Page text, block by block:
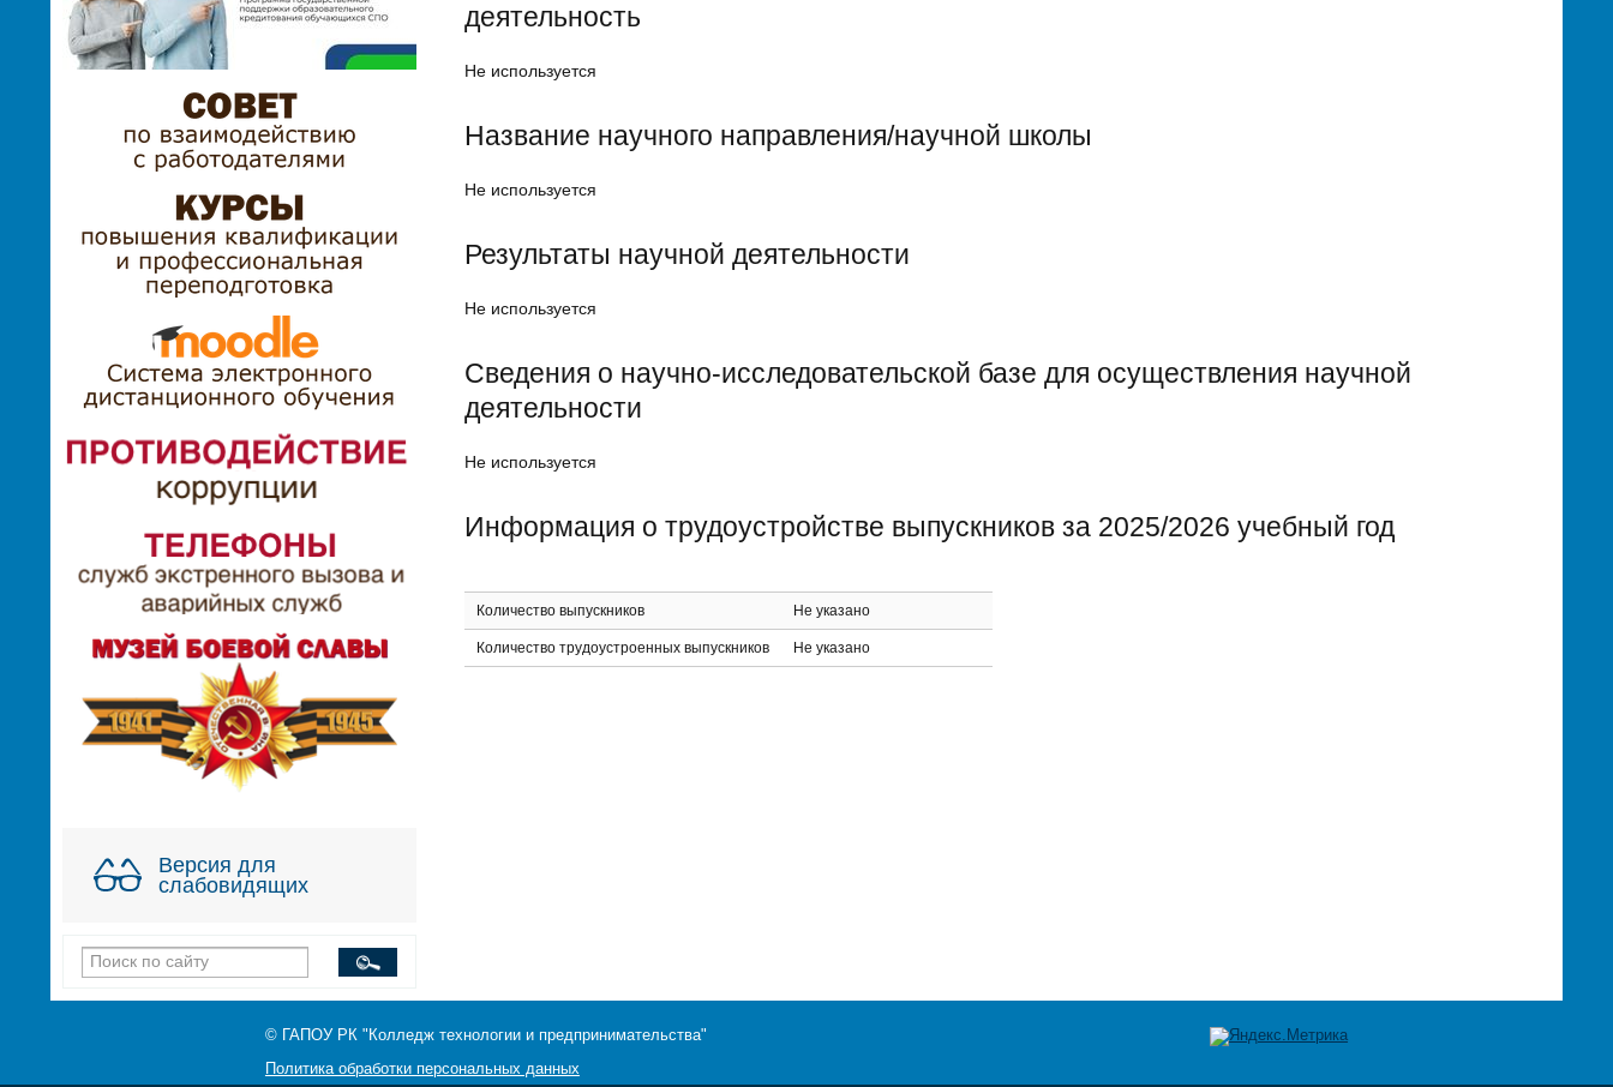
Версия для
слабовидящих
деятельность
Не используется
Название научного направления/научной школы
Не используется
Результаты научной деятельности
Не используется
Сведения о научно-исследовательской базе для осуществления научной
деятельности
Не используется
Информация о трудоустройстве выпускников за 2025/2026 учебный год
Количество выпускников Не указано
Количество трудоустроенных выпускников Не указано
© ГАПОУ РК "Колледж технологии и предпринимательства"
Политика обработки персональных данных